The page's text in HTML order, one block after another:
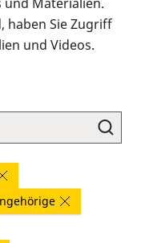
haben Sie Zugriff
und Videos.